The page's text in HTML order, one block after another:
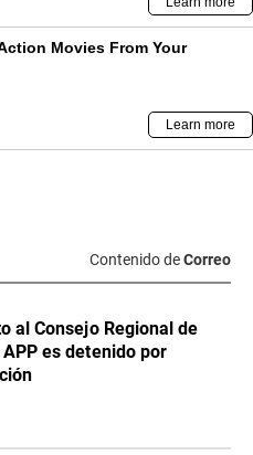
Contenido deCorreo
al Consejo Regional de
es detenido por